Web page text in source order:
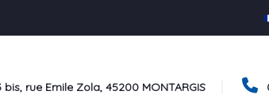
bis, rue Emile Zola, 45200 MONTARGIS